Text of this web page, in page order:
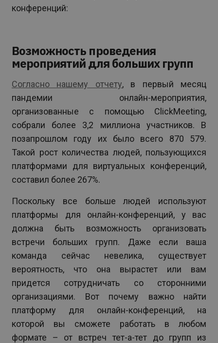
конференций:
Возможность проведения
мероприятий для больших групп
Согласно нашему отчету, в первый месяц
пандемии онлайн-мероприятия,
организованные с помощью ClickMeeting,
собрали более 3,2 миллиона участников. В
позапрошлом году их было всего 870 579.
Такой рост количества людей, пользующихся
платформами для виртуальных конференций,
составил более 267%.
Поскольку все больше людей используют
платформы для онлайн-конференций, у вас
должна быть возможность организовать
встречи больших групп. Даже если ваша
команда сейчас невелика, существует
вероятность, что она вырастет или вам
придется сотрудничать со сторонними
организациями. Вот почему важно найти
платформу для онлайн-конференций, на
которой вы сможете работать в любом
формате – от встреч тет-а-тет до групп из